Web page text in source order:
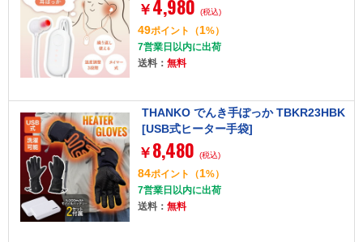
￥ 4,980 (税込)
49ポイント （1%）
7営業日以内に出荷
送料： 無料
THANKO でんき手ぽっか TBKR23HBK
[USB式ヒーター手袋]
￥ 8,480 (税込)
84ポイント （1%）
7営業日以内に出荷
送料： 無料